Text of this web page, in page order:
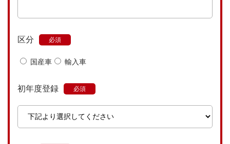
区分
国産車 輸入車
初年度登録